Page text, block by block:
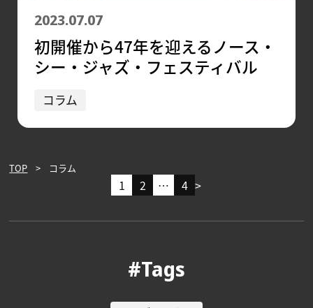
2023.07.07
初開催から47年を迎えるノース・
シー・ジャズ・フェスティバル
コラム
TOP コラム
1 2 … 4 >
#Tags